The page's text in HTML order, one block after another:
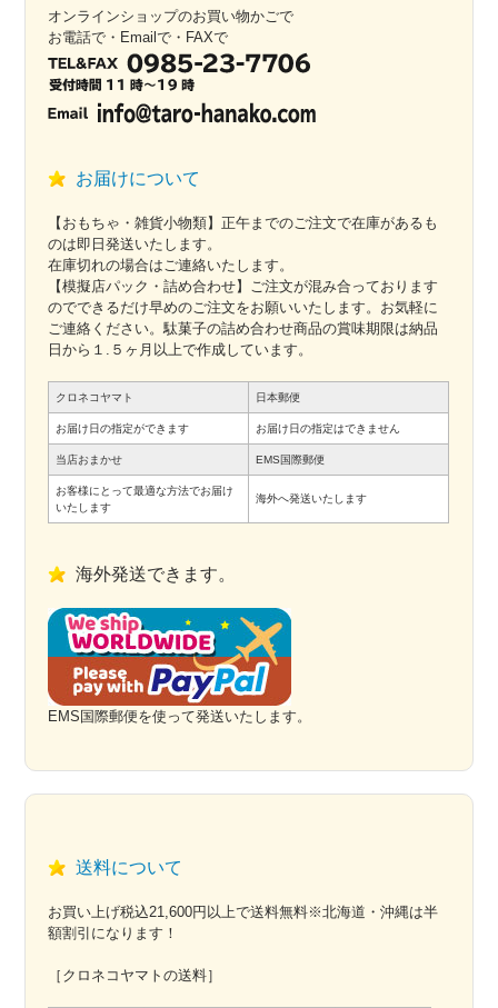
オンラインショップのお買い物かごで
お電話で・Emailで・FAXで
お届けについて
【おもちゃ・雑貨小物類】正午までのご注文で在庫があるも
のは即日発送いたします。
在庫切れの場合はご連絡いたします。
【模擬店パック・詰め合わせ】ご注文が混み合っております
のでできるだけ早めのご注文をお願いいたします。お気軽に
ご連絡ください。駄菓子の詰め合わせ商品の賞味期限は納品
日から１.５ヶ月以上で作成しています。
クロネコヤマト 日本郵便
お届け日の指定ができます お届け日の指定はできません
当店おまかせ EMS国際郵便
お客様にとって最適な方法でお届け
いたします
海外へ発送いたします
海外発送できます。
EMS国際郵便を使って発送いたします。
送料について
お買い上げ税込21,600円以上で送料無料※北海道・沖縄は半
額割引になります！
［クロネコヤマトの送料］